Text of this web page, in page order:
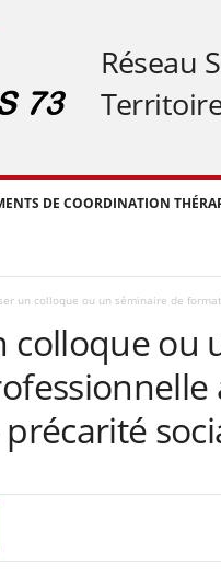
Réseau
DE COORDINATION
un colloque ou un séminaire de
colloque ou